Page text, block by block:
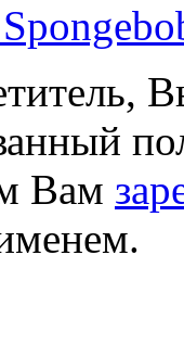
Вам